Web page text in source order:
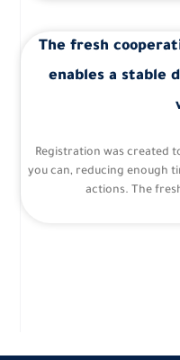
The fresh
enables a stable
Registration was created
you can, reducing enough
actions. The